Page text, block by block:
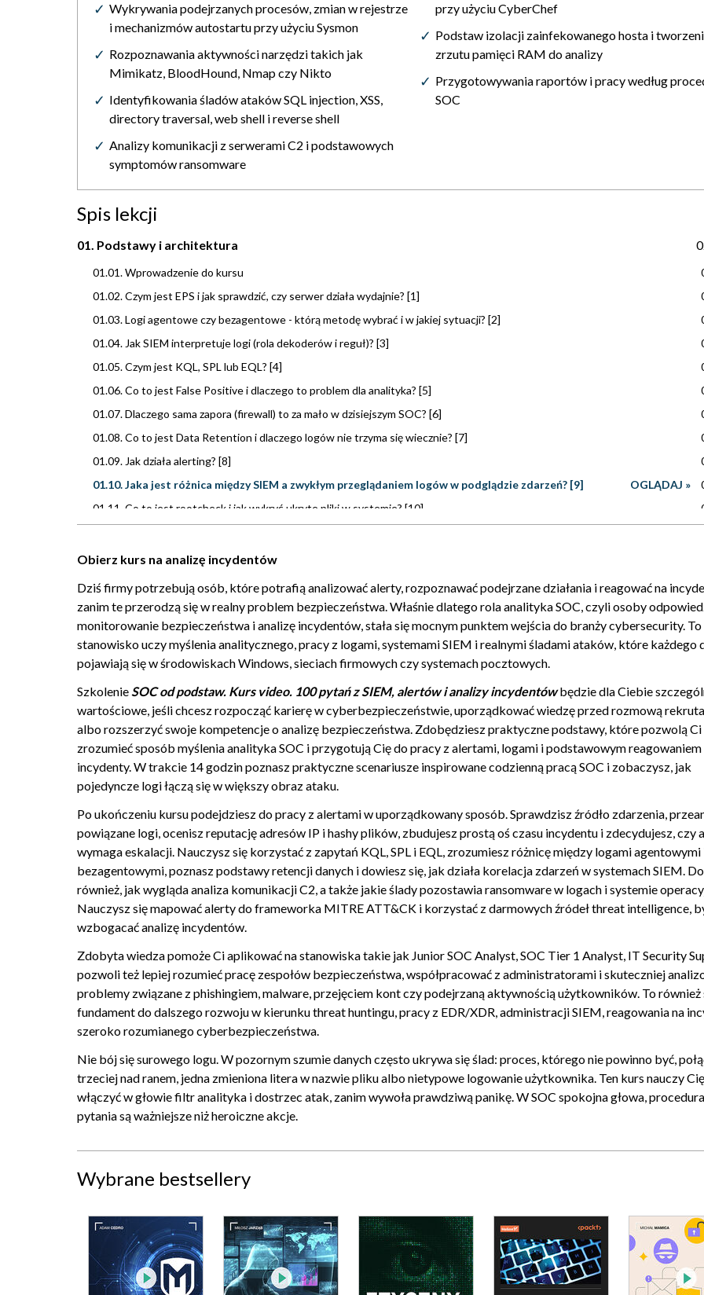
Wykrywania podejrzanych procesów, zmian w rejestrze
i mechanizmów autostartu przy użyciu Sysmon
Rozpoznawania aktywności narzędzi takich jak
Mimikatz, BloodHound, Nmap czy Nikto
Identyfikowania śladów ataków SQL injection, XSS,
directory traversal, web shell i reverse shell
Analizy komunikacji z serwerami C2 i podstawowych
symptomów ransomware
przy użyciu CyberChef
Podstaw izolacji zainfekowanego hosta i
zrzutu pamięci RAM do analizy
Przygotowywania raportów i pracy według
SOC
Spis lekcji
01. Podstawy i architektura
01.01. Wprowadzenie do kursu
01.02. Czym jest EPS i jak sprawdzić, czy serwer działa wydajnie? [1]
01.03. Logi agentowe czy bezagentowe - którą metodę wybrać i w jakiej sytuacji? [2]
01.04. Jak SIEM interpretuje logi (rola dekoderów i reguł)? [3]
01.05. Czym jest KQL, SPL lub EQL? [4]
01.06. Co to jest False Positive i dlaczego to problem dla analityka? [5]
01.07. Dlaczego sama zapora (firewall) to za mało w dzisiejszym SOC? [6]
01.08. Co to jest Data Retention i dlaczego logów nie trzyma się wiecznie? [7]
01.09. Jak działa alerting? [8]
01.10. Jaka jest różnica między SIEM a zwykłym przeglądaniem logów w podglądzie zdarzeń? [9]
OGLĄDAJ »
01.11. Co to jest rootcheck i jak wykryć ukryte pliki w systemie? [10]
01.13. Czy da się połączyć np. 1000 prób logowania w jeden alert? [12]
01.15. Jakie są główne różnice pomiędzy SIEM on-prem a SIEM w chmurze? [14]
01.16. Co to jest log raw i dlaczego jest ważny dla sądu? [15]
01.17. Czym jest integralność logów, jak udowodnić, że haker ich nie zmienił? [16]
01.18. Jak SIEM pomaga w zachowaniu zgodności (np. RODO)? [17]
01.19. Podsumowanie
02. Artefakty systemowe i głęboka analityka Windows
02.01. Dlaczego domyślne logi Windows nie wystarczają w analizie incydentów i po co wdraża się Sysmon? [18]
02.02. Event ID 4624 - kto i jak zalogował się do systemu? [19]
02.04. Jak wykryć uruchomienie nowego procesu? [21]
02.05. Jak sprawdzić, co dokładnie pobrała przeglądarka? [22]
02.06. Jak w logach wygląda nagłe czyszczenie dzienników zdarzeń? [23]
02.07. Monitorowanie rejestru, jak wykryć zmiany w autostarcie? [24]
02.08. Jak namierzyć proces, który nagle zaczął skanować sieć lokalną? [25]
02.10. Co to jest Parent PID Spoofing w logach procesów? [27]
02.11. Jak śledzić zmiany w grupach administratorów i użytkowników? [28]
02.12. Jak rozpoznać aktywność Mimikatz (dostęp do pamięci LSASS)? [29]
02.13. Jak sprawdzić z jakimi domenami łączy się komputer? [30]
02.14. Jak wykryć ukryte udziały sieciowe? [31]
02.15. Jak sprawdzić czy ktoś podpiął podejrzany pendrive (logi USB)? [32]
02.16. Jak zidentyfikować procesy o "dziwnych" nazwach (np. svch0st.exe)? [33]
02.18. Jak w logach sieciowych (np. Sysmon ID 3) rozpoznać tunelowanie DNS lub nietypowy ruch wychodzący? [35]
02.19. Jak wygląda Golden Ticket w logach Kerberos? [36]
02.21. Podsumowanie
03. Ataki i scenariusze
03.01. Jak zidentyfikować aktywny rekonesans (nmap) w logach sieciowych i dashboardzie SIEM? [38]
Obierz kurs na analizę incydentów
Dziś firmy potrzebują osób, które potrafią analizować alerty, rozpoznawać podejrzane działania i reagować na
zanim te przerodzą się w realny problem bezpieczeństwa. Właśnie dlatego rola analityka SOC, czyli osoby
monitorowanie bezpieczeństwa i analizę incydentów, stała się mocnym punktem wejścia do branży cybersecurity. To
stanowisko uczy myślenia analitycznego, pracy z logami, systemami SIEM i realnymi śladami ataków, które każdego
pojawiają się w środowiskach Windows, sieciach firmowych czy systemach pocztowych.
SzkolenieSOC od podstaw. Kurs video. 100 pytań z SIEM, alertów i analizy incydentówbędzie dla Ciebie
wartościowe, jeśli chcesz rozpocząć karierę w cyberbezpieczeństwie, uporządkować wiedzę przed rozmową
albo rozszerzyć swoje kompetencje o analizę bezpieczeństwa. Zdobędziesz praktyczne podstawy, które pozwolą Ci
zrozumieć sposób myślenia analityka SOC i przygotują Cię do pracy z alertami, logami i podstawowym reagowaniem
incydenty. W trakcie 14 godzin poznasz praktyczne scenariusze inspirowane codzienną pracą SOC i zobaczysz, jak
pojedyncze logi łączą się w większy obraz ataku.
Po ukończeniu kursu podejdziesz do pracy z alertami w uporządkowany sposób. Sprawdzisz źródło zdarzenia,
powiązane logi, ocenisz reputację adresów IP i hashy plików, zbudujesz prostą oś czasu incydentu i zdecydujesz, czy
wymaga eskalacji. Nauczysz się korzystać z zapytań KQL, SPL i EQL, zrozumiesz różnicę między logami agentowymi
bezagentowymi, poznasz podstawy retencji danych i dowiesz się, jak działa korelacja zdarzeń w systemach SIEM.
również, jak wygląda analiza komunikacji C2, a także jakie ślady pozostawia ransomware w logach i systemie
Nauczysz się mapować alerty do frameworka MITRE ATT&CK i korzystać z darmowych źródeł threat intelligence,
wzbogacać analizę incydentów.
Zdobyta wiedza pomoże Ci aplikować na stanowiska takie jak Junior SOC Analyst, SOC Tier 1 Analyst, IT Security
pozwoli też lepiej rozumieć pracę zespołów bezpieczeństwa, współpracować z administratorami i skuteczniej
problemy związane z phishingiem, malware, przejęciem kont czy podejrzaną aktywnością użytkowników. To również
fundament do dalszego rozwoju w kierunku threat huntingu, pracy z EDR/XDR, administracji SIEM, reagowania na
szeroko rozumianego cyberbezpieczeństwa.
Nie bój się surowego logu. W pozornym szumie danych często ukrywa się ślad: proces, którego nie powinno być,
trzeciej nad ranem, jedna zmieniona litera w nazwie pliku albo nietypowe logowanie użytkownika. Ten kurs nauczy
włączyć w głowie filtr analityka i dostrzec atak, zanim wywoła prawdziwą panikę. W SOC spokojna głowa,
pytania są ważniejsze niż heroiczne akcje.
Wybrane bestsellery